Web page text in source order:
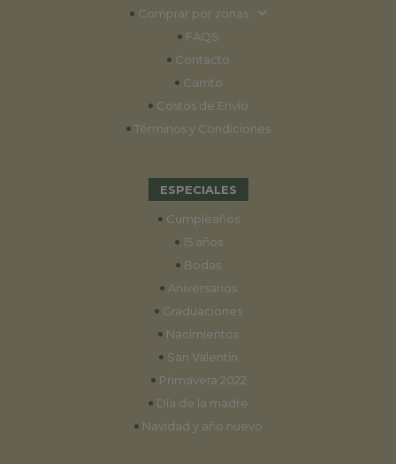
• Comprar por zonas
• FAQS
• Contacto
• Carrito
• Costos de Envío
• Términos y Condiciones
ESPECIALES
• Cumpleaños
• 15 años
• Bodas
• Aniversarios
• Graduaciones
• Nacimientos
• San Valentín
• Primavera 2022
• Día de la madre
• Navidad y año nuevo